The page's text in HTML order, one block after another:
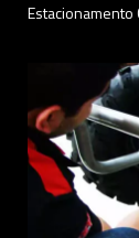
Estacionamento